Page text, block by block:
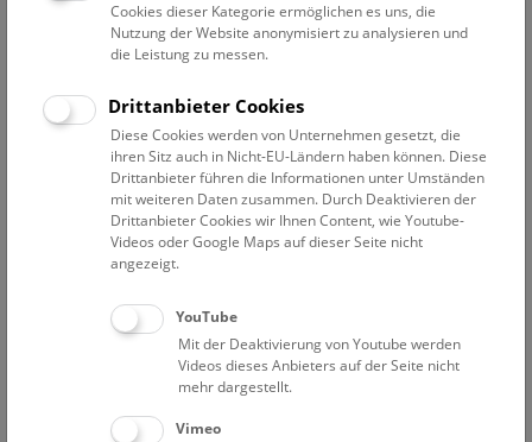
Erweiterte Suche
Filter zurücksetzen
13. Juni 2024
Bisher keine Ergebnisse. Dienstags ist das NHM Wien
in der Regel geschlossen. Ausnahmen finden sie
Eine Nacht im Museum
Cookies dieser Kategorie ermöglichen es uns, die
Nutzung der Website anonymisiert zu analysieren und
die Leistung zu messen.
Drittanbieter Cookies
Diese Cookies werden von Unternehmen gesetzt, die
ihren Sitz auch in Nicht-EU-Ländern haben können. Diese
Drittanbieter führen die Informationen unter Umständen
mit weiteren Daten zusammen. Durch Deaktivieren der
Drittanbieter Cookies wir Ihnen Content, wie Youtube-
Videos oder Google Maps auf dieser Seite nicht
angezeigt.
YouTube
Mit der Deaktivierung von Youtube werden
Videos dieses Anbieters auf der Seite nicht
mehr dargestellt.
Vimeo